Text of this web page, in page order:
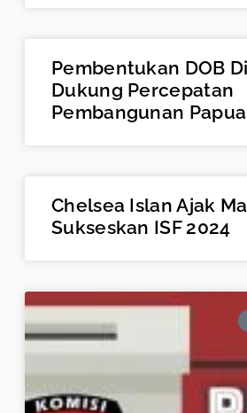
Pembentukan DOB
Dukung Percepatan
Pembangunan Papua
Chelsea Islan Ajak
Sukseskan ISF 2024